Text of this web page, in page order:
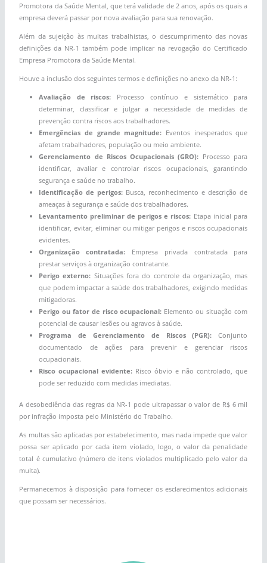
Promotora da Saúde Mental, que terá validade de 2 anos, após os quais a
empresa deverá passar por nova avaliação para sua renovação.
Além da sujeição às multas trabalhistas, o descumprimento das novas
definições da NR-1 também pode implicar na revogação do Certificado
Empresa Promotora da Saúde Mental.
Houve a inclusão dos seguintes termos e definições no anexo da NR-1:
Avaliação de riscos: Processo contínuo e sistemático para
determinar, classificar e julgar a necessidade de medidas de
prevenção contra riscos aos trabalhadores.
Emergências de grande magnitude: Eventos inesperados que
afetam trabalhadores, população ou meio ambiente.
Gerenciamento de Riscos Ocupacionais (GRO): Processo para
identificar, avaliar e controlar riscos ocupacionais, garantindo
segurança e saúde no trabalho.
Identificação de perigos: Busca, reconhecimento e descrição de
ameaças à segurança e saúde dos trabalhadores.
Levantamento preliminar de perigos e riscos: Etapa inicial para
identificar, evitar, eliminar ou mitigar perigos e riscos ocupacionais
evidentes.
Organização contratada: Empresa privada contratada para
prestar serviços à organização contratante.
Perigo externo: Situações fora do controle da organização, mas
que podem impactar a saúde dos trabalhadores, exigindo medidas
mitigadoras.
Perigo ou fator de risco ocupacional: Elemento ou situação com
potencial de causar lesões ou agravos à saúde.
Programa de Gerenciamento de Riscos (PGR): Conjunto
documentado de ações para prevenir e gerenciar riscos
ocupacionais.
Risco ocupacional evidente: Risco óbvio e não controlado, que
pode ser reduzido com medidas imediatas.
A desobediência das regras da NR-1 pode ultrapassar o valor de R$ 6 mil
por infração imposta pelo Ministério do Trabalho.
As multas são aplicadas por estabelecimento, mas nada impede que valor
possa ser aplicado por cada item violado, logo, o valor da penalidade
total é cumulativo (número de itens violados multiplicado pelo valor da
multa).
Permanecemos à disposição para fornecer os esclarecimentos adicionais
que possam ser necessários.